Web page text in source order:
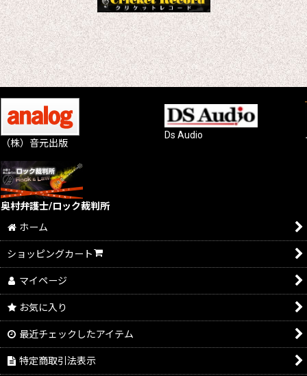
（株）音元出版
Ds Audio
奥村弁護士/ロック裁判所
ホーム
ショッピングカート
マイページ
お気に入り
最近チェックしたアイテム
特定商取引法表示